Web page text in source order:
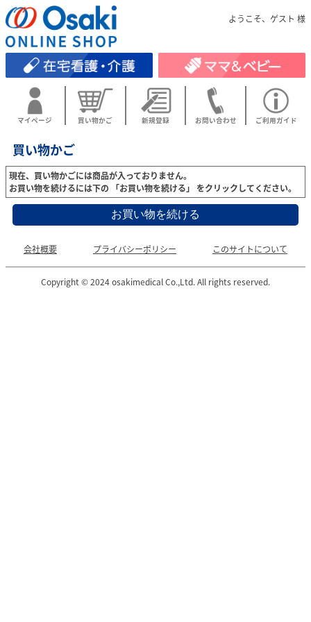
ようこそ、ゲスト 様
マイページ 買い物かご 新規登録 お問い合わせ ご利用ガイド
買い物かご
現在、買い物かごには商品が入っておりません。
お買い物を続けるには下の 「お買い物を続ける」 をクリックしてください。
会社概要 プライバシーポリシー このサイトについて
Copyright © 2024 osakimedical Co.,Ltd. All rights reserved.